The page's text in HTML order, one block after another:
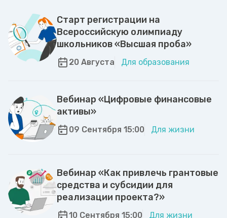
Старт регистрации на
Всероссийскую олимпиаду
школьников «Высшая проба»
20 Августа Для образования
Вебинар «Цифровые финансовые
активы»
09 Сентября 15:00 Для жизни
Вебинар «Как привлечь грантовые
средства и субсидии для
реализации проекта?»
10 Сентября 15:00 Для жизни